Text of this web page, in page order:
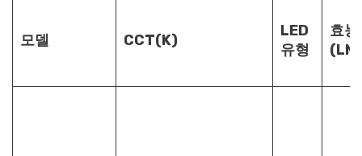
모델 CCT(K)
LED
유형
효능